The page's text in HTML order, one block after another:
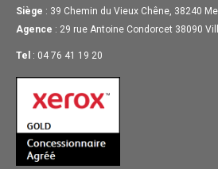
Siège : 39 Chemin du Vieux Chêne, 38240
Agence : 29 rue Antoine Condorcet 38090
Tel : 04 76 41 19 20